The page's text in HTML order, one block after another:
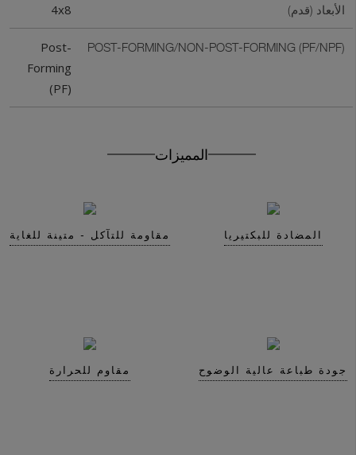
الأبعاد (قدم) 4x8
POST-FORMING/NON-POST-FORMING (PF/NPF)
Post-
Forming
(PF)
المميزات
مقاومة للتآكل - متينة للغاية المضادة للبكتيريا
مقاوم للحرارة جودة طباعة عالية الوضوح